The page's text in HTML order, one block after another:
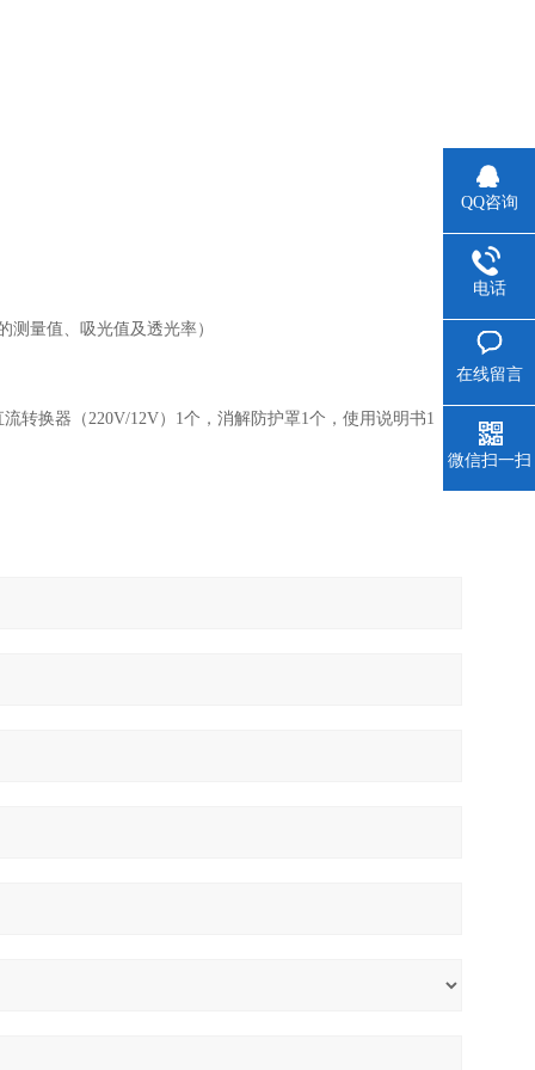
测量值、吸光值及透光率）
转换器（220V/12V）1个，消解防护罩1个，使用说明书1
QQ咨询
电话
在线留言
微信扫一扫